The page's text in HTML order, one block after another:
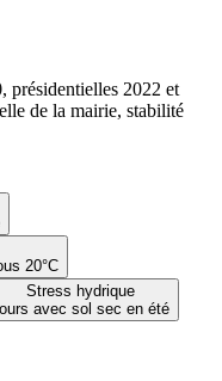
20°C
Stress hydrique
avec sol sec en été
présidentielles 2022 et
de la mairie, stabilité